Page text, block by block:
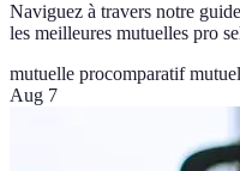
Naviguez à travers notre
les meilleures mutuelles pro
mutuelle procomparatif
Aug 7